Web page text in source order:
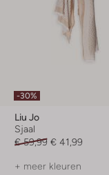
-30%
Liu Jo
Sjaal
€ 59,99 € 41,99
+ meer kleuren